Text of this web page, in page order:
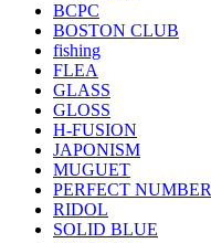
BCPC
BOSTON CLUB
fishing
FLEA
GLASS
GLOSS
H-FUSION
JAPONISM
MUGUET
PERFECT NUMBER
RIDOL
SOLID BLUE